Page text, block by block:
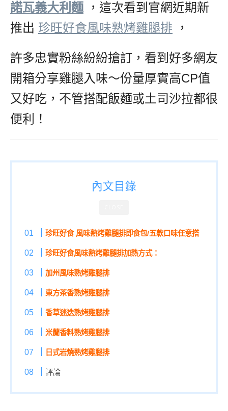
諾瓦義大利麵 ，這次看到官網近期新
推出 珍旺好食風味熟烤雞腿排 ，
許多忠實粉絲紛紛搶訂，看到好多網友
開箱分享雞腿入味～份量厚實高CP值
又好吃，不管搭配飯麵或土司沙拉都很
便利！
內文目錄
珍旺好食 風味熟烤雞腿排即食包/五款口味任意搭
珍旺好食風味熟烤雞腿排加熱方式：
加州風味熟烤雞腿排
東方茶香熟烤雞腿排
香草迷迭熟烤雞腿排
米蘭香料熟烤雞腿排
日式岩燒熟烤雞腿排
評論